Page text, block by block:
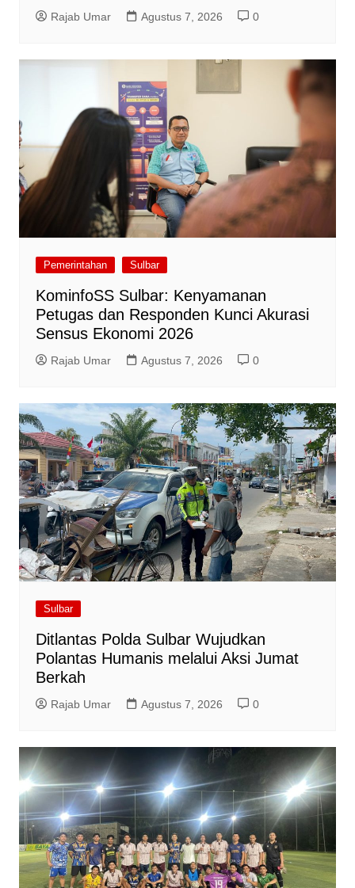
Rajab Umar Agustus 7, 2026 0
Pemerintahan Sulbar
KominfoSS Sulbar: Kenyamanan
Petugas dan Responden Kunci Akurasi
Sensus Ekonomi 2026
Rajab Umar Agustus 7, 2026 0
Sulbar
Ditlantas Polda Sulbar Wujudkan
Polantas Humanis melalui Aksi Jumat
Berkah
Rajab Umar Agustus 7, 2026 0